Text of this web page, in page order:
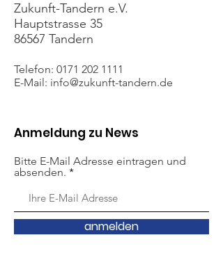
Zukunft-Tandern e.V.
Hauptstrasse 35
86567 Tandern
Telefon: 0171 202 1111
E-Mail: info@zukunft-tandern.de
Anmeldung zu News
Bitte E-Mail Adresse eintragen und
absenden.
anmelden